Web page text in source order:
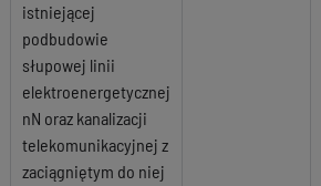
istniejącej
podbudowie
słupowej linii
elektroenergetycznej
nN oraz kanalizacji
telekomunikacyjnej z
zaciągniętym do niej